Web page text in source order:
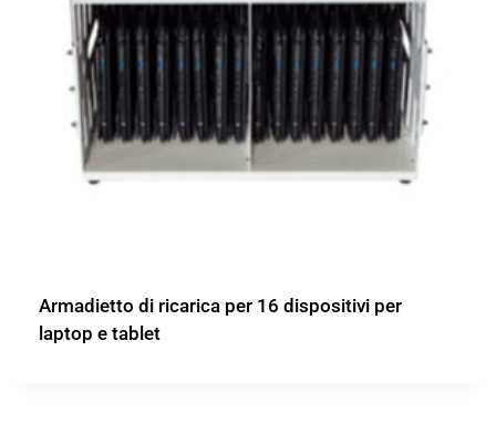
Armadietto di ricarica per 16 dispositivi per
laptop e tablet